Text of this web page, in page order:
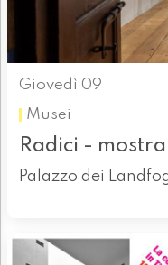
Giovedì 09
Musei
Radici -
Palazzo dei